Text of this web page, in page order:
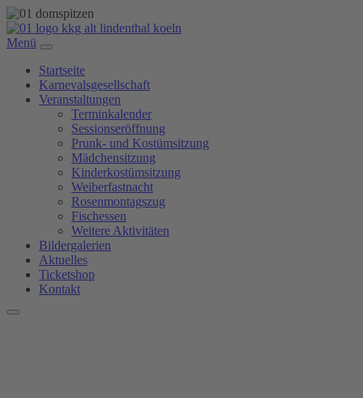
Menü
Startseite
Karnevalsgesellschaft
Veranstaltungen
Terminkalender
Sessionseröffnung
Prunk- und Kostümsitzung
Mädchensitzung
Kinderkostümsitzung
Weiberfastnacht
Rosenmontagszug
Fischessen
Weitere Aktivitäten
Bildergalerien
Aktuelles
Ticketshop
Kontakt